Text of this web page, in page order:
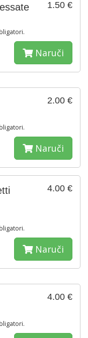
1.50 €
Naruči
2.00 €
Naruči
4.00 €
Naruči
4.00 €